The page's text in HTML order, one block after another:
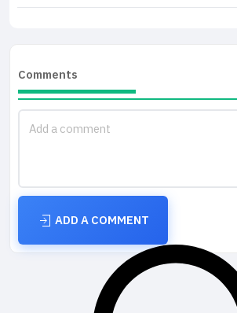
Comments
ADD A COMMENT